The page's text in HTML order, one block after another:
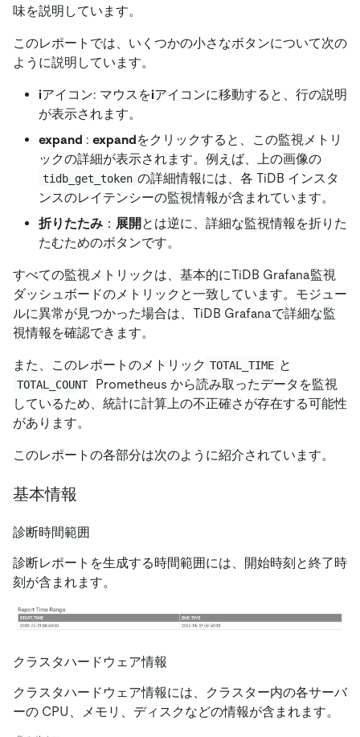
味を説明しています。
このレポートでは、いくつかの小さなボタンについて次の
ように説明しています。
iアイコン: マウスをiアイコンに移動すると、行の説明
が表示されます。
expand : expandをクリックすると、この監視メトリ
ックの詳細が表示されます。例えば、上の画像の
tidb_get_token の詳細情報には、各 TiDB インスタ
ンスのレイテンシーの監視情報が含まれています。
折りたたみ ： 展開 とは逆に、詳細な監視情報を折りた
たむためのボタンです。
すべての監視メトリックは、基本的にTiDB Grafana監視
ダッシュボードのメトリックと一致しています。モジュー
ルに異常が見つかった場合は、TiDB Grafanaで詳細な監
視情報を確認できます。
また、このレポートのメトリック TOTAL_TIME と
TOTAL_COUNT
Prometheus から読み取ったデータを監視
しているため、統計に計算上の不正確さが存在する可能性
があります。
このレポートの各部分は次のように紹介されています。
基本情報
診断時間範囲
診断レポートを生成する時間範囲には、開始時刻と終了時
刻が含まれます。
クラスタハードウェア情報
クラスタハードウェア情報には、クラスター内の各サーバ
ーの CPU、メモリ、ディスクなどの情報が含まれます。